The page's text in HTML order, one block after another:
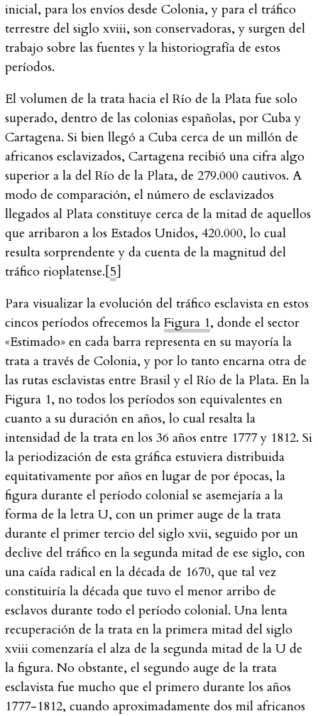
inicial, para los envíos desde Colonia, y para el tráfico
terrestre del siglo xviii, son conservadoras, y surgen del
trabajo sobre las fuentes y la historiografía de estos
períodos.
El volumen de la trata hacia el Río de la Plata fue solo
superado, dentro de las colonias españolas, por Cuba y
Cartagena. Si bien llegó a Cuba cerca de un millón de
africanos esclavizados, Cartagena recibió una cifra algo
superior a la del Río de la Plata, de 279.000 cautivos. A
modo de comparación, el número de esclavizados
llegados al Plata constituye cerca de la mitad de aquellos
que arribaron a los Estados Unidos, 420.000, lo cual
resulta sorprendente y da cuenta de la magnitud del
tráfico rioplatense.[5]
Para visualizar la evolución del tráfico esclavista en estos
cincos períodos ofrecemos la Figura 1, donde el sector
«Estimado» en cada barra representa en su mayoría la
trata a través de Colonia, y por lo tanto encarna otra de
las rutas esclavistas entre Brasil y el Río de la Plata. En la
Figura 1, no todos los períodos son equivalentes en
cuanto a su duración en años, lo cual resalta la
intensidad de la trata en los 36 años entre 1777 y 1812. Si
la periodización de esta gráfica estuviera distribuida
equitativamente por años en lugar de por épocas, la
figura durante el período colonial se asemejaría a la
forma de la letra U, con un primer auge de la trata
durante el primer tercio del siglo xvii, seguido por un
declive del tráfico en la segunda mitad de ese siglo, con
una caída radical en la década de 1670, que tal vez
constituiría la década que tuvo el menor arribo de
esclavos durante todo el período colonial. Una lenta
recuperación de la trata en la primera mitad del siglo
xviii comenzaría el alza de la segunda mitad de la U de
la figura. No obstante, el segundo auge de la trata
esclavista fue mucho que el primero durante los años
1777-1812, cuando aproximadamente dos mil africanos